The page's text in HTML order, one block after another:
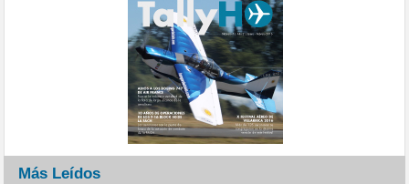
Más Leídos